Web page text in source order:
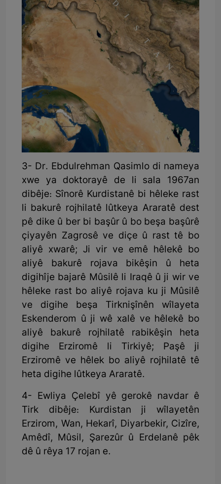
3- Dr. Ebdulrehman Qasimlo di nameya
xwe ya doktorayê de li sala 1967an
dibêje: Sînorê Kurdistanê bi hêleke rast
li bakurê rojhilatê lûtkeya Araratê dest
pê dike û ber bi başûr û bo beşa başûrê
çiyayên Zagrosê ve diçe û rast tê bo
aliyê xwarê; Ji vir ve emê hêlekê bo
aliyê bakurê rojava bikêşin û heta
digihîje bajarê Mûsilê li Iraqê û ji wir ve
hêleke rast bo aliyê rojava ku ji Mûsilê
ve digihe beşa Tirknişînên wîlayeta
Eskenderom û ji wê xalê ve hêlekê bo
aliyê bakurê rojhilatê rabikêşin heta
digihe Erziromê li Tirkiyê; Paşê ji
Erziromê ve hêlek bo aliyê rojhilatê tê
heta digihe lûtkeya Araratê.
4- Ewliya Çelebî yê gerokê navdar ê
Tirk dibêje: Kurdistan ji wîlayetên
Erzirom, Wan, Hekarî, Diyarbekir, Cizîre,
Amêdî, Mûsil, Şarezûr û Erdelanê pêk
dê û rêya 17 rojan e.